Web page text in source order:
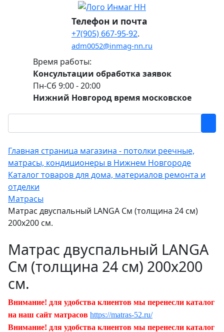
Телефон и почта
+7(905) 667-95-92.
adm0052@inmag-nn.ru
Время работы:
Консультации обработка заявок
Пн-Сб 9:00 - 20:00
Нижний Новгород время московское
Главная страница магазина - потолки реечные,
матрасы, кондиционеры в Нижнем Новгороде
Каталог товаров для дома, материалов ремонта и
отделки
Матрасы
Матрас двуспальный LANGA См (толщина 24 см)
200х200 см.
Матрас двуспальный LANGA
См (толщина 24 см) 200х200
см.
Внимание! для удобства клиентов мы перенесли каталог
на наш сайт матрасов https://matras-52.ru/
Внимание! для удобства клиентов мы перенесли каталог